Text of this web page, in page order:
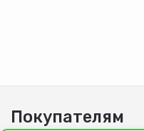
Покупателям